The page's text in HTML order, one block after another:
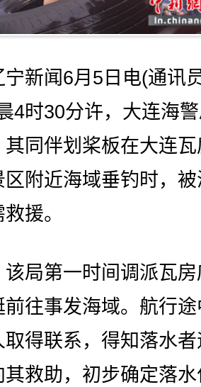
闻6月5日电(通讯
4时30分许，大连海
同伴划桨板在大连
附近海域垂钓时，
援。
第一时间调派瓦房
往事发海域。航行
得联系，得知落水
其救助，初步确定落